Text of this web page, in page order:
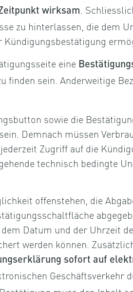
wirksam
.
zu hinterlassen, die dem
eine
finden sein. Anderweitige
sowie die
Demnach müssen
Zugriff auf die
technisch bedingte
offenstehen, die
Datum und der Uhrzeit
werden können.
sofort auf
Geschäftsverkehr